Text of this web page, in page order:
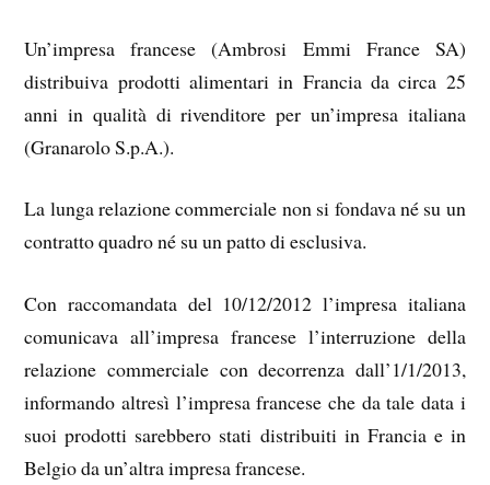
Un’impresa francese (Ambrosi Emmi France SA)
distribuiva prodotti alimentari in Francia da circa 25
anni in qualità di rivenditore per un’impresa italiana
(Granarolo S.p.A.).
La lunga relazione commerciale non si fondava né su un
contratto quadro né su un patto di esclusiva.
Con raccomandata del 10/12/2012 l’impresa italiana
comunicava all’impresa francese l’interruzione della
relazione commerciale con decorrenza dall’1/1/2013,
informando altresì l’impresa francese che da tale data i
suoi prodotti sarebbero stati distribuiti in Francia e in
Belgio da un’altra impresa francese.